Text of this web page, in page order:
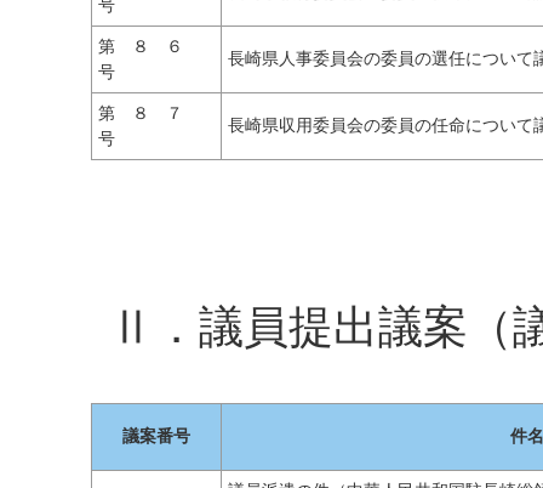
号
第 ８ ６
号
長崎県人事委員会の委員の選任について
第 ８ ７
号
長崎県収用委員会の委員の任命について
Ⅱ．議員提出議案（
議案番号 件名